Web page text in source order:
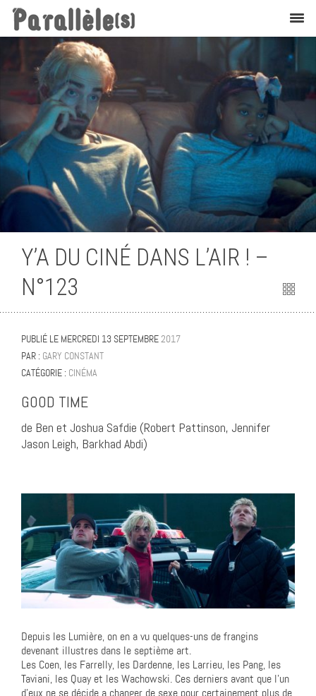
Cinéma
Y’A DU CINÉ DANS L’AIR ! –
N°123
PUBLIÉ LE MERCREDI 13 SEPTEMBRE2017
PAR : GARY CONSTANT
CATÉGORIE : CINÉMA
GOOD TIME
de Ben et Joshua Safdie (Robert Pattinson, Jennifer
Jason Leigh, Barkhad Abdi)
Depuis les Lumière, on en a vu quelques-uns de frangins
devenant illustres dans le septième art.
Les Coen, les Farrelly, les Dardenne, les Larrieu, les Pang, les
Taviani, les Quay et les Wachowski. Ces derniers avant que l’un
d’eux ne se décide a changer de sexe pour certainement plus de